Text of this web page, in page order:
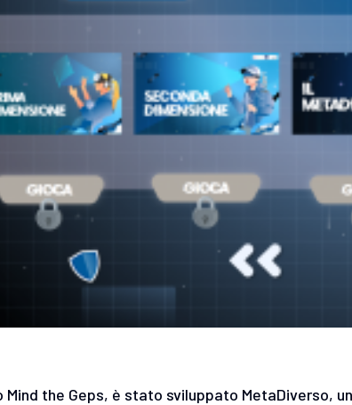
Mind the Geps, è stato sviluppato MetaDiverso,